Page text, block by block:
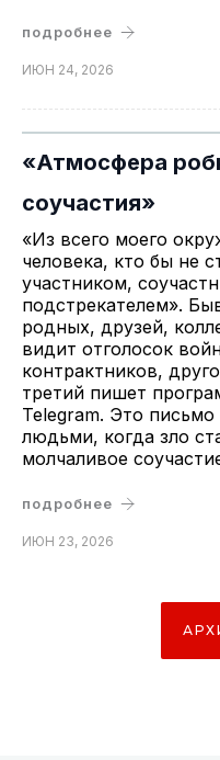
подробнее
ИЮН 24, 2026
«Атмосфера
соучастия»
«Из всего моего
человека, кто бы не
участником,
подстрекателем».
родных, друзей,
видит отголосок
контрактников,
третий пишет
Telegram. Это
людьми, когда зло
молчаливое
подробнее
ИЮН 23, 2026